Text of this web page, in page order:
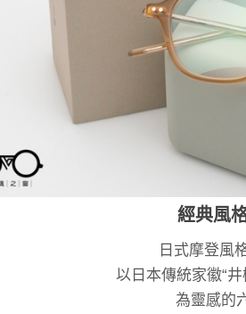
經典風
日式摩登風
以日本傳統家徽“井
為靈感的